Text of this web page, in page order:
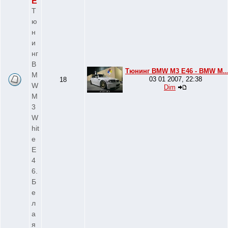
Т
ю
н
и
нг
B
M
W
M
3
W
hit
e
E
4
6.
Б
е
л
а
я
18
Тюнинг BMW M3 E46 - BMW
03 01 2007, 22:38
Dim